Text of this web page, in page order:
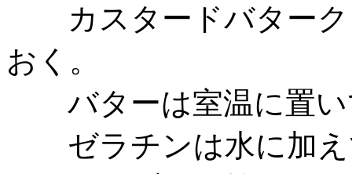
カスタードバターク
おく。
バターは室温に置い
ゼラチンは水に加え